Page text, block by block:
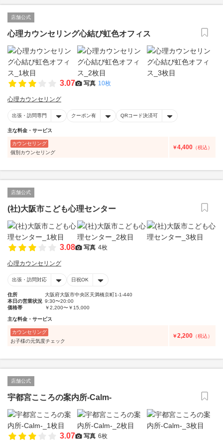
店舗公式
心理カウンセリング心結び虹色オフィス
3.07 写真 10枚
心理カウンセリング
出張・訪問専門 クーポン有 QRコード決済可
主な料金・サービス
カウンセリング
個別カウンセリング
￥4,400 （税込）
店舗公式
(社)大阪市こども心理センター
3.08 写真 4枚
心理カウンセリング
出張・訪問対応 日祝OK
住所
大阪府大阪市中央区天満橋京町1-1-440
本日の営業状況 9:30〜20:00
価格帯
￥2,200〜￥15,000
主な料金・サービス
カウンセリング
お子様の元気度チェック
￥2,200 （税込）
店舗公式
宇都宮こころの案内所-Calm-
3.07 写真 6枚